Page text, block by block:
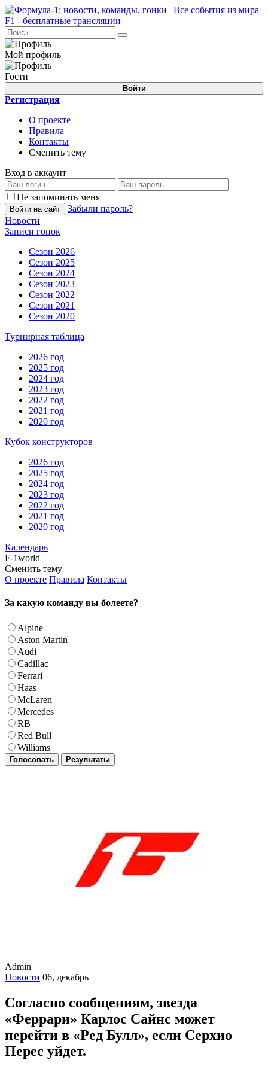
Мой профиль
Гости
Войти
Регистрация
О проекте
Правила
Контакты
Сменить тему
Вход в аккаунт
Не запоминать меня
Войти на сайт
Забыли пароль?
Новости
Записи гонок
Сезон 2026
Сезон 2025
Сезон 2024
Сезон 2023
Сезон 2022
Сезон 2021
Сезон 2020
Турнирная таблица
2026 год
2025 год
2024 год
2023 год
2022 год
2021 год
2020 год
Кубок конструкторов
2026 год
2025 год
2024 год
2023 год
2022 год
2021 год
2020 год
Календарь
F-1world
Сменить тему
О проекте Правила Контакты
За какую команду вы болеете?
Alpine
Aston Martin
Audi
Cadillac
Ferrari
Haas
McLaren
Mercedes
RB
Red Bull
Williams
Голосовать Результаты
Admin
Новости 06, декабрь
Согласно сообщениям, звезда
«Феррари» Карлос Сайнс может
перейти в «Ред Булл», если Серхио
Перес уйдет.